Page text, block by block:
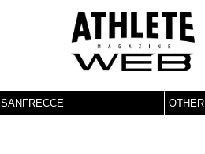
SANFRECCE OTHER